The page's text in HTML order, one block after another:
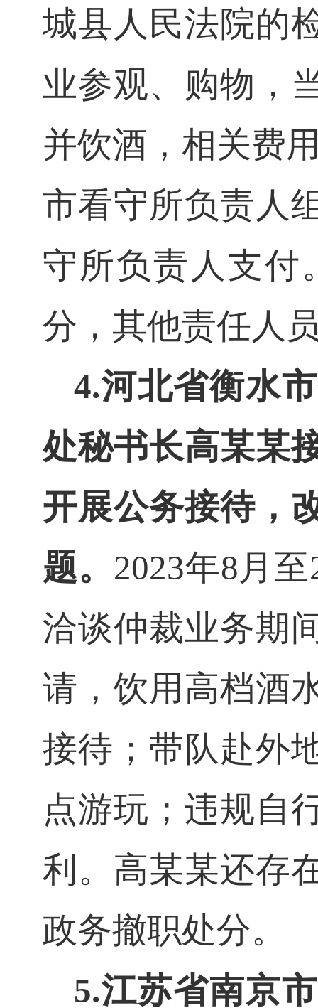
城县人民法院的
业参观、购物，
并饮酒，相关费
市看守所负责人
守所负责人支付
分，其他责任人
4.河北省衡水
处秘书长高某某
开展公务接待，
题。 2023年8月
洽谈仲裁业务期
请，饮用高档酒
接待；带队赴外
点游玩；违规自
利。高某某还存
政务撤职处分。
5.江苏省南京